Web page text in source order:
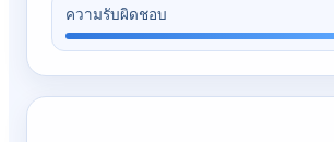
ความรับผิดชอบ